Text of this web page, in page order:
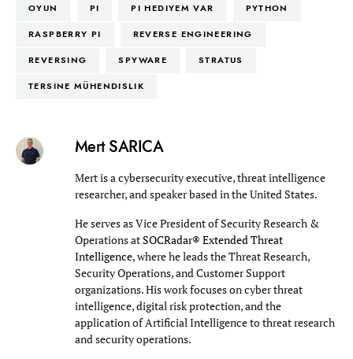
OYUN PI PI HEDIYEM VAR PYTHON
RASPBERRY PI REVERSE ENGINEERING
REVERSING SPYWARE STRATUS
TERSINE MÜHENDISLIK
Mert SARICA
Mert is a cybersecurity executive, threat intelligence
researcher, and speaker based in the United States.
He serves as Vice President of Security Research &
Operations atSOCRadar® Extended Threat
Intelligence, where he leads the Threat Research,
Security Operations, and Customer Support
organizations. His work focuses on cyber threat
intelligence, digital risk protection, and the
application of Artificial Intelligence to threat research
and security operations.